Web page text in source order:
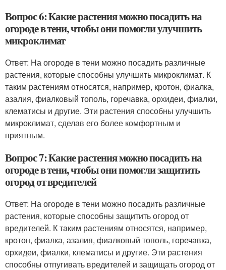
Вопрос 6: Какие растения можно посадить на
огороде в тени, чтобы они помогли улучшить
микроклимат
Ответ: На огороде в тени можно посадить различные
растения, которые способны улучшить микроклимат. К
таким растениям относятся, например, кротон, фиалка,
азалия, фиалковый тополь, горечавка, орхидеи, фиалки,
клематисы и другие. Эти растения способны улучшить
микроклимат, сделав его более комфортным и
приятным.
Вопрос 7: Какие растения можно посадить на
огороде в тени, чтобы они помогли защитить
огород от вредителей
Ответ: На огороде в тени можно посадить различные
растения, которые способны защитить огород от
вредителей. К таким растениям относятся, например,
кротон, фиалка, азалия, фиалковый тополь, горечавка,
орхидеи, фиалки, клематисы и другие. Эти растения
способны отпугивать вредителей и защищать огород от